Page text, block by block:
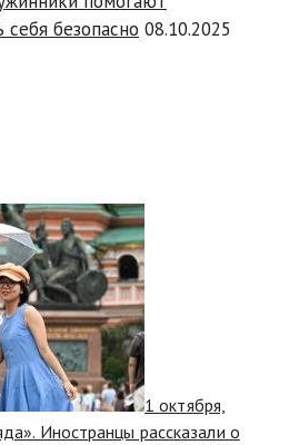
безопасно 08.10.2025
1 октября,
Иностранцы рассказали о